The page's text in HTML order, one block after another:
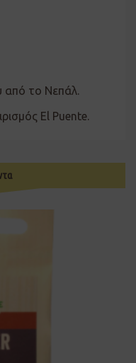
από το Νεπάλ.
El Puente.